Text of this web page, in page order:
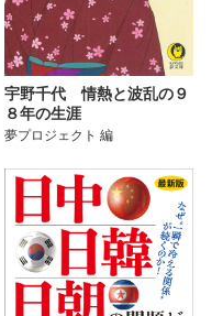
宇野千代 情熱と波乱の９
８年の生涯
夢プロジェクト 編